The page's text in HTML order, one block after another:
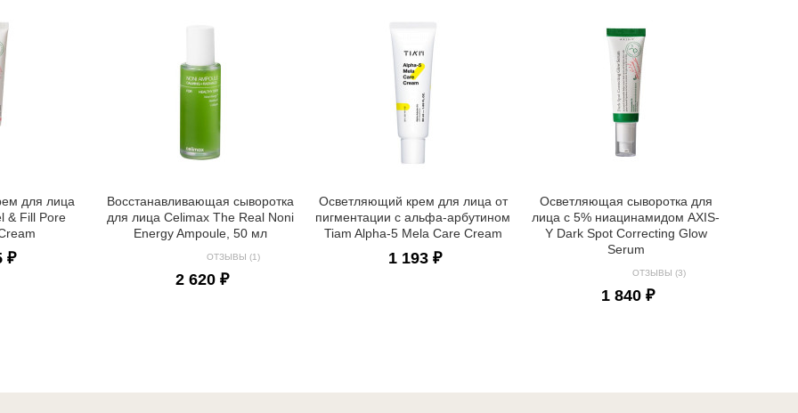
для лица
& Fill Pore
₽
Восстанавливающая сыворотка
для лица Celimax The Real Noni
Energy Ampoule, 50 мл
ОТЗЫВЫ (1)
2 620 ₽
Осветляющий крем для лица от
пигментации с альфа-арбутином
Tiam Alpha-5 Mela Care Cream
1 193 ₽
Осветляющая сыворотка для
лица с 5% ниацинамидом AXIS-
Y Dark Spot Correcting Glow
Serum
ОТЗЫВЫ (3)
1 840 ₽